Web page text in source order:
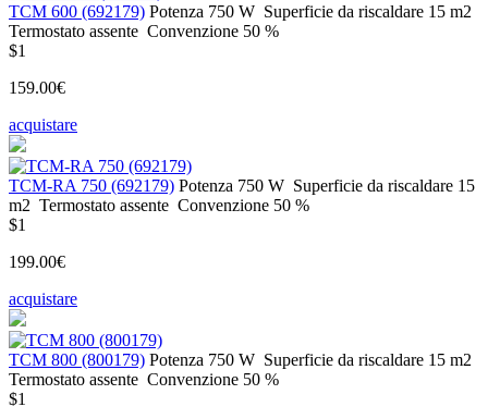
ТСМ 600 (692179) Potenza 750 W Superficie da riscaldare 15 m2
Termostato assente Convenzione 50 %
$1
159.00€
acquistare
ТСМ-RA 750 (692179) Potenza 750 W Superficie da riscaldare 15
m2 Termostato assente Convenzione 50 %
$1
199.00€
acquistare
ТСМ 800 (800179) Potenza 750 W Superficie da riscaldare 15 m2
Termostato assente Convenzione 50 %
$1